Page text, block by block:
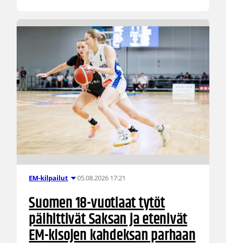
EM-kilpailut 05.08.2026 17:21
Suomen 18-vuotiaat tytöt
päihittivät Saksan ja etenivät
EM-kisojen kahdeksan parhaan